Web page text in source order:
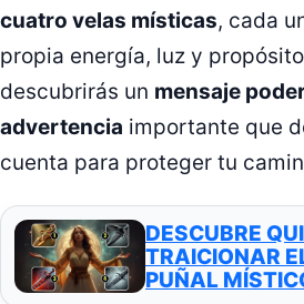
cuatro velas místicas, cada
propia energía, luz y
descubrirás un mensaje
advertencia importante que
cuenta para proteger tu
DESCUBRE
TRAICIONAR
PUÑAL